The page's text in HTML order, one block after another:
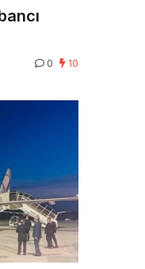
0 10